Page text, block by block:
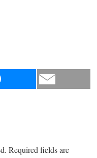
Required fields are